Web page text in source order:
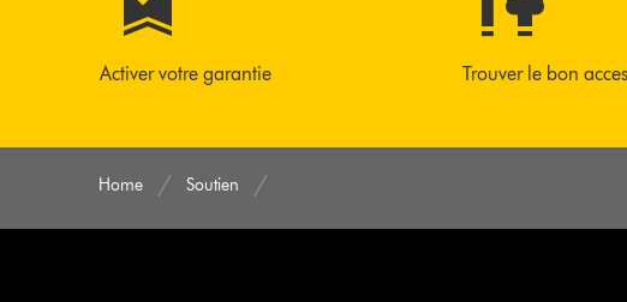
Activer votre garantie Trouver le bon
Home Soutien